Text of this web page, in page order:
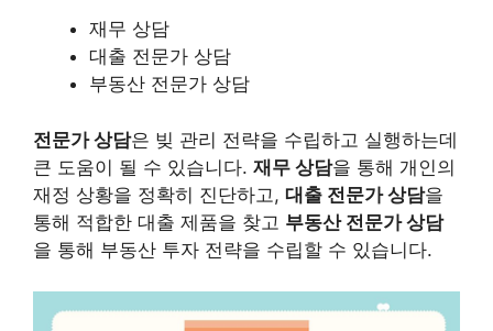
재무 상담
대출 전문가 상담
부동산 전문가 상담
전문가 상담은 빚 관리 전략을 수립하고 실행하는데
큰 도움이 될 수 있습니다. 재무 상담을 통해 개인의
재정 상황을 정확히 진단하고, 대출 전문가 상담을
통해 적합한 대출 제품을 찾고 부동산 전문가 상담
을 통해 부동산 투자 전략을 수립할 수 있습니다.